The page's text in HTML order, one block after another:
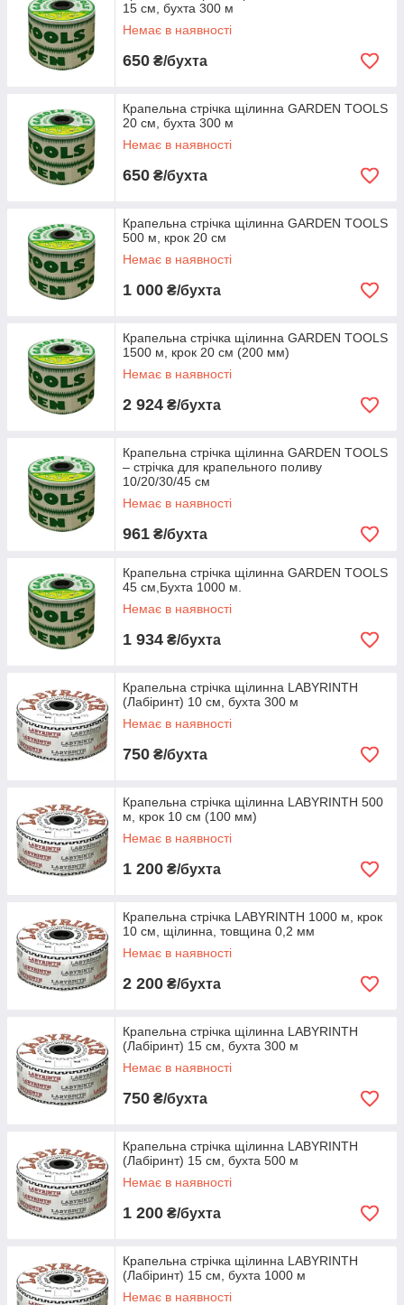
15 см, бухта 300 м
Немає в наявності
650 ₴/бухта
Крапельна стрічка щілинна GARDEN TOOLS
20 см, бухта 300 м
Немає в наявності
650 ₴/бухта
Крапельна стрічка щілинна GARDEN TOOLS
500 м, крок 20 см
Немає в наявності
1 000 ₴/бухта
Крапельна стрічка щілинна GARDEN TOOLS
1500 м, крок 20 см (200 мм)
Немає в наявності
2 924 ₴/бухта
Крапельна стрічка щілинна GARDEN TOOLS
– стрічка для крапельного поливу
10/20/30/45 см
Немає в наявності
961 ₴/бухта
Крапельна стрічка щілинна GARDEN TOOLS
45 см,Бухта 1000 м.
Немає в наявності
1 934 ₴/бухта
Крапельна стрічка щілинна LABYRINTH
(Лабіринт) 10 см, бухта 300 м
Немає в наявності
750 ₴/бухта
Крапельна стрічка щілинна LABYRINTH 500
м, крок 10 см (100 мм)
Немає в наявності
1 200 ₴/бухта
Крапельна стрічка LABYRINTH 1000 м, крок
10 см, щілинна, товщина 0,2 мм
Немає в наявності
2 200 ₴/бухта
Крапельна стрічка щілинна LABYRINTH
(Лабіринт) 15 см, бухта 300 м
Немає в наявності
750 ₴/бухта
Крапельна стрічка щілинна LABYRINTH
(Лабіринт) 15 см, бухта 500 м
Немає в наявності
1 200 ₴/бухта
Крапельна стрічка щілинна LABYRINTH
(Лабіринт) 15 см, бухта 1000 м
Немає в наявності